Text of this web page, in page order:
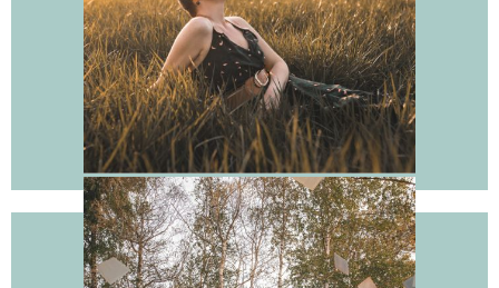
Corps
notre corps, c’est écouter ses besoins, respecter ses
limites et le nourrir de manière bienveillante. Un corps en
harmonie avec notre esprit nous permet d’entrer dans
l’action avec plus de vitalité et de résilience.